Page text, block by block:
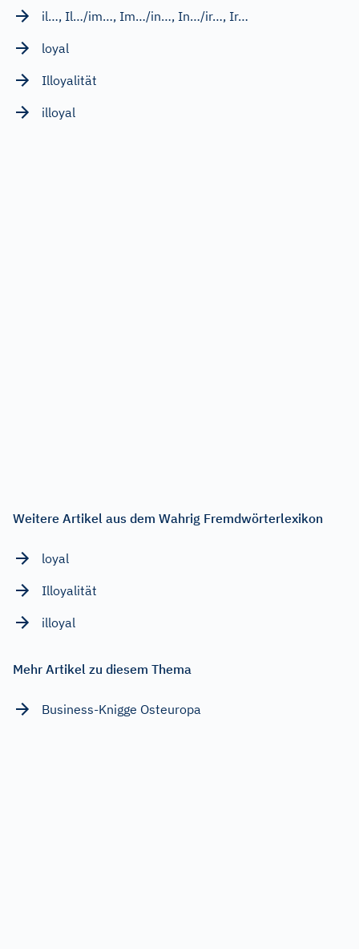
il…, Il…/im…, Im…/in…, In…/ir…, Ir…
loyal
Illoyalität
illoyal
Weitere Artikel aus dem Wahrig Fremdwörterlexikon
loyal
Illoyalität
illoyal
Mehr Artikel zu diesem Thema
Business-Knigge Osteuropa